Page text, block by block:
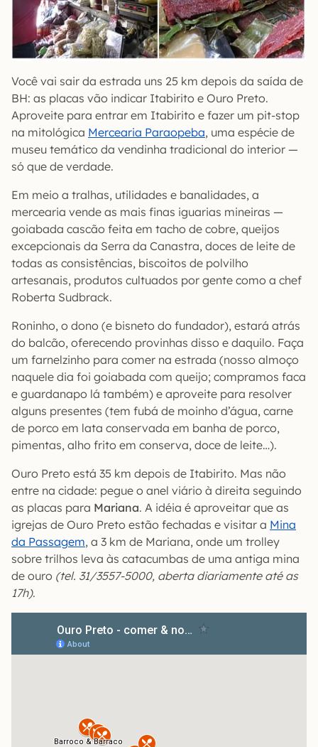
Você vai sair da estrada uns 25 km depois da saída de
BH: as placas vão indicar Itabirito e Ouro Preto.
Aproveite para entrar em Itabirito e fazer um pit-stop
na mitológica Mercearia Paraopeba, uma espécie de
museu temático da vendinha tradicional do interior —
só que de verdade.
Em meio a tralhas, utilidades e banalidades, a
mercearia vende as mais finas iguarias mineiras —
goiabada cascão feita em tacho de cobre, queijos
excepcionais da Serra da Canastra, doces de leite de
todas as consistências, biscoitos de polvilho
artesanais, produtos cultuados por gente como a chef
Roberta Sudbrack.
Roninho, o dono (e bisneto do fundador), estará atrás
do balcão, oferecendo provinhas disso e daquilo. Faça
um farnelzinho para comer na estrada (nosso almoço
naquele dia foi goiabada com queijo; compramos faca
e guardanapo lá também) e aproveite para resolver
alguns presentes (tem fubá de moinho d’água, carne
de porco em lata conservada em banha de porco,
pimentas, alho frito em conserva, doce de leite…).
Ouro Preto está 35 km depois de Itabirito. Mas não
entre na cidade: pegue o anel viário à direita seguindo
as placas para Mariana. A idéia é aproveitar que as
igrejas de Ouro Preto estão fechadas e visitar a Mina
da Passagem, a 3 km de Mariana, onde um trolley
sobre trilhos leva às catacumbas de uma antiga mina
de ouro (tel. 31/3557-5000, aberta diariamente até as
17h).